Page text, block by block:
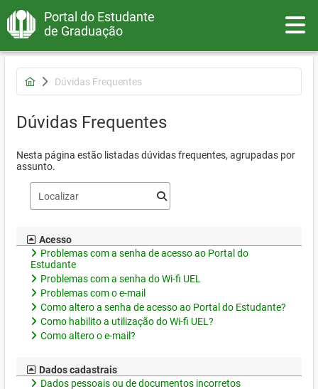
Portal do Estudante
de Graduação
Dúvidas Frequentes
Dúvidas Frequentes
Nesta página estão listadas dúvidas frequentes, agrupadas por
assunto.
Acesso
Problemas com a senha de acesso ao Portal do
Estudante
Problemas com a senha do Wi-fi UEL
Problemas com o e-mail
Como altero a senha de acesso ao Portal do Estudante?
Como habilito a utilização do Wi-fi UEL?
Como altero o e-mail?
Dados cadastrais
Dados pessoais ou de documentos incorretos